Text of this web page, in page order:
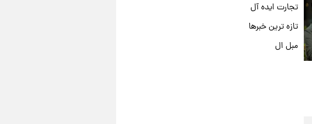
تجارت ایده آل
تازه ترین خبرها
مبل ال